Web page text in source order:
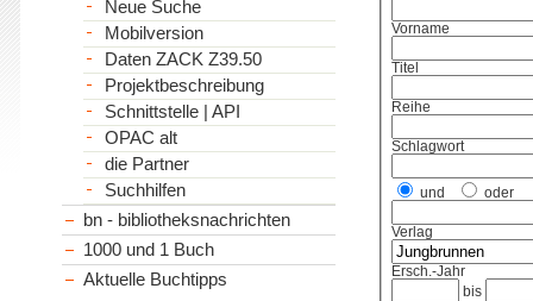
Vorname
Titel
Reihe
Schlagwort
und oder
Verlag
Ersch.-Jahr
bis
Neue Suche
Mobilversion
Daten ZACK Z39.50
Projektbeschreibung
Schnittstelle | API
OPAC alt
die Partner
Suchhilfen
bn - bibliotheksnachrichten
1000 und 1 Buch
Aktuelle Buchtipps